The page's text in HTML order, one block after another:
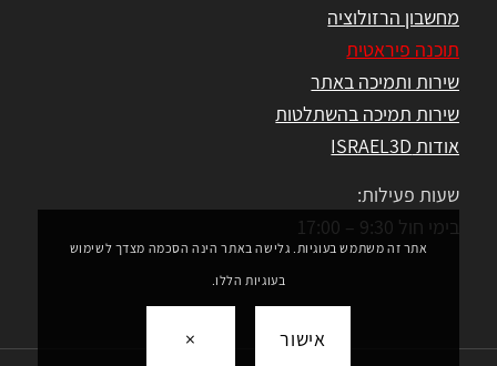
מחשבון הרזולוציה
תוכנה פיראטית
שירות ותמיכה באתר
שירות תמיכה בהשתלטות
אודות ISRAEL3D
שעות פעילות:
בימי חול 9:30 – 17:00
אתר זה משתמש בעוגיות. גלישה באתר הינה הסכמה מצדך לשימוש
בעוגיות הללו.
אישור ×